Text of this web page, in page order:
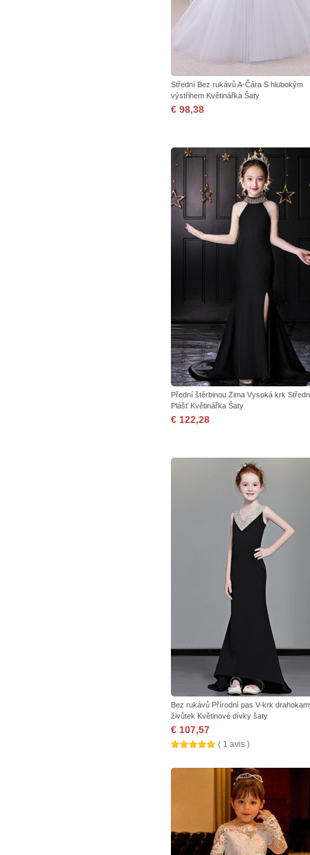
Střední Bez rukávů A-Čára S hlubokým
výstřihem Květinářka Šaty
€ 98,38
Přední štěrbinou Zima Vysoká krk
Plášť Květinářka Šaty
€ 122,28
Bez rukávů Přírodní pas V-krk
živůtek Květinové dívky šaty
€ 107,57
( 1 avis )